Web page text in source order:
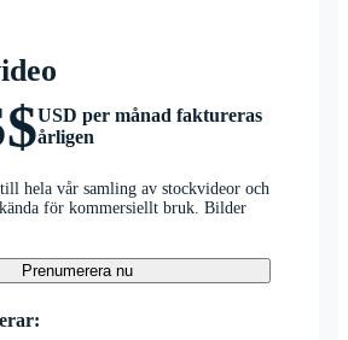
USD per månad faktureras
årligen
hela vår samling av stockvideor och
för kommersiellt bruk. Bilder
Prenumerera nu